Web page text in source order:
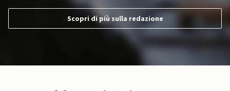
Scopri di più sulla redazione